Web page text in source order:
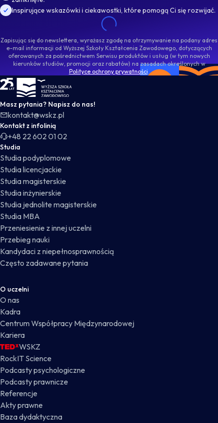
Inspirujące wskazówki i ciekawostki, które pomogą Ci się rozwijać.
Zapisując się do newslettera, wyrażasz zgodę na otrzymywanie na podany adres
e-mail informacji od Wyższej Szkoły Kształcenia Zawodowego, dotyczących
oferowanych za pośrednictwem Serwisu produktów i usług (w tym nowych
kierunków studiów, promocji oraz rabatów) na zasadach określonych w
Polityce ochrony prywatności.
WSKZ - strona główna
Masz pytania? Napisz do nas!
kontakt@wskz.pl
Kontakt z infolinią
+48 22 602 01 02
Studia
Studia podyplomowe
Studia licencjackie
Studia magisterskie
Studia inżynierskie
Studia jednolite magisterskie
Studia MBA
Przeniesienie z innej uczelni
Przebieg nauki
Kandydaci z niepełnosprawnością
Często zadawane pytania
O uczelni
O nas
Kadra
Centrum Współpracy Międzynarodowej
Kariera
WSKZ
RockIT Science
Podcasty psychologiczne
Podcasty prawnicze
Referencje
Akty prawne
Baza dydaktyczna